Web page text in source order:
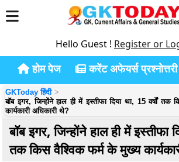
Hello Guest ! Register or
होम पेज करेंट अफेयर्स प्रश्नोत्तरी
GKToday हिंदी
बॉब इगर, जिन्होंने हाल ही में इस्तीफा दिया था, 15 वर्षों
कार्यकारी अधिकारी थे?
बॉब इगर, जिन्होंने हाल ही में इस्तीफा
तक किस वैश्विक फर्म के मुख्य